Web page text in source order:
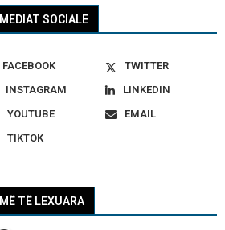
MEDIAT SOCIALE
FACEBOOK
TWITTER
INSTAGRAM
LINKEDIN
YOUTUBE
EMAIL
TIKTOK
MË TË LEXUARA